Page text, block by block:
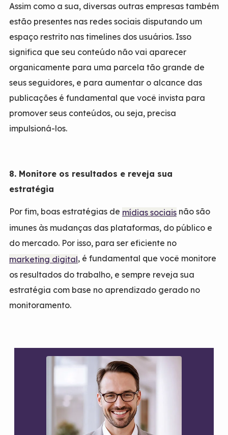
Assim como a sua, diversas outras empresas também
estão presentes nas redes sociais disputando um
espaço restrito nas timelines dos usuários. Isso
significa que seu conteúdo não vai aparecer
organicamente para uma parcela tão grande de
seus seguidores, e para aumentar o alcance das
publicações é fundamental que você invista para
promover seus conteúdos, ou seja, precisa
impulsioná-los.
8. Monitore os resultados e reveja sua
estratégia
Por fim, boas estratégias de mídias sociaisnão são
imunes às mudanças das plataformas, do público e
do mercado. Por isso, para ser eficiente no
marketing digital, é fundamental que você monitore
os resultados do trabalho, e sempre reveja sua
estratégia com base no aprendizado gerado no
monitoramento.